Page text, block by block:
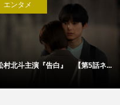
エンタメ
村北斗主演『告白』 【第5話ネ...